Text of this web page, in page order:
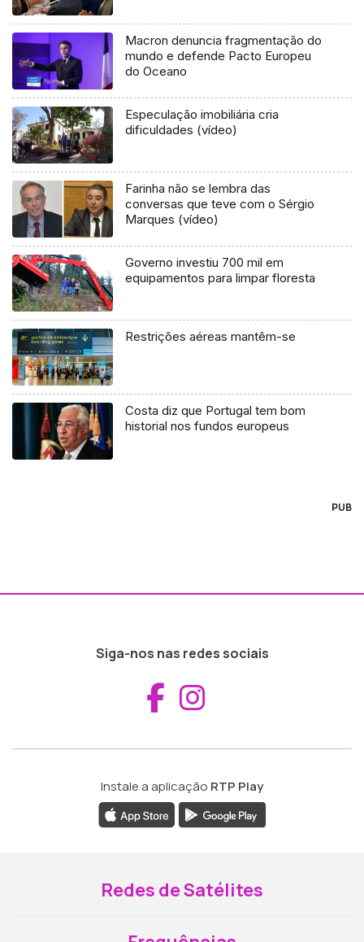
Macron denuncia fragmentação do
mundo e defende Pacto Europeu
do Oceano
Especulação imobiliária cria
dificuldades (vídeo)
Farinha não se lembra das
conversas que teve com o Sérgio
Marques (vídeo)
Governo investiu 700 mil em
equipamentos para limpar floresta
Restrições aéreas mantêm-se
Costa diz que Portugal tem bom
historial nos fundos europeus
PUB
Siga-nos nas redes sociais
Aceder ao
Instale a aplicação RTP Play
Redes de Satélites